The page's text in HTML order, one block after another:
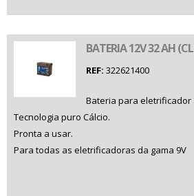
BATERIA 12V 32 AH
REF: 322621400
Bateria para eletrificador
Tecnologia puro Cálcio.
Pronta a usar.
Para todas as eletrificadoras da gama 9V